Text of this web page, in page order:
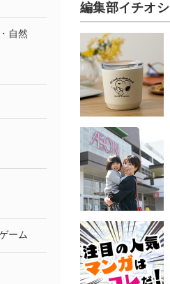
自然
ーム
編集部イチオシ